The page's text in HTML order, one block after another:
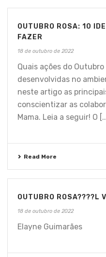
OUTUBRO ROSA: 10
FAZER
18 de outubro de 2022
Quais ações do
desenvolvidas no
neste artigo as
conscientizar as
Mama. Leia a seguir! O
Read More
OUTUBRO ROSA????L
18 de outubro de 2022
Elayne Guimarães